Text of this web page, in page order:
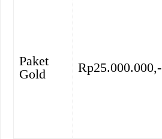
Paket
Gold
Rp25.000.000,-